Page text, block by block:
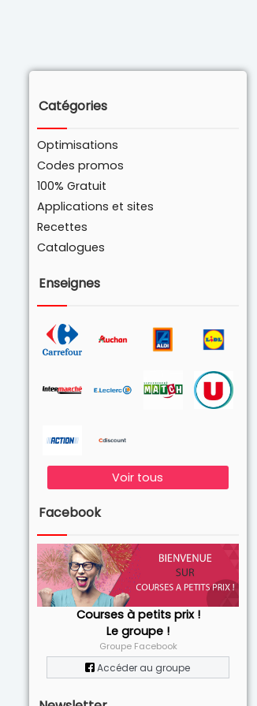
Catégories
Optimisations
Codes promos
100% Gratuit
Applications et sites
Recettes
Catalogues
Enseignes
Voir tous
Facebook
Courses à petits prix !
Le groupe !
Groupe Facebook
Accéder au groupe